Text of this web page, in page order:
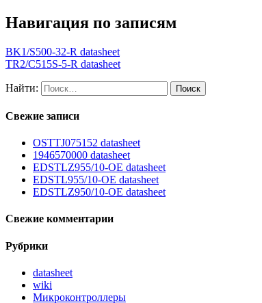
Навигация по записям
BK1/S500-32-R datasheet
TR2/C515S-5-R datasheet
Найти:
Свежие записи
OSTTJ075152 datasheet
1946570000 datasheet
EDSTLZ955/10-OE datasheet
EDSTL955/10-OE datasheet
EDSTLZ950/10-OE datasheet
Свежие комментарии
Рубрики
datasheet
wiki
Микроконтроллеры